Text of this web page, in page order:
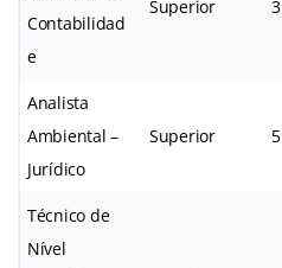
Contabilidad
e
Superior 3
Analista
Ambiental –
Jurídico
Superior 5
Técnico de
Nível